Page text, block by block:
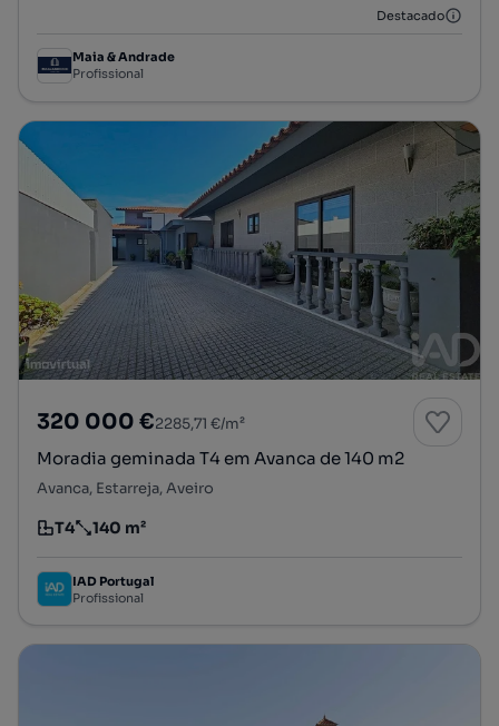
Destacado
Maia & Andrade
Profissional
320 000 €2285,71 €/m²
Moradia geminada T4 em Avanca de 140 m2
Avanca, Estarreja, Aveiro
Tipologia
T4
Preço por metro quadrado
140 m²
IAD Portugal
Profissional